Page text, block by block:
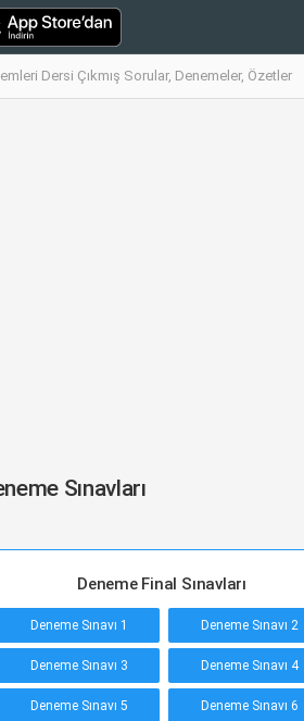
Dersi Çıkmış Sorular, Denemeler, Özetler
Sınavları
Deneme Final Sınavları
Deneme Sınavı 1 Deneme Sınavı 2
Deneme Sınavı 3 Deneme Sınavı 4
Deneme Sınavı 5 Deneme Sınavı 6